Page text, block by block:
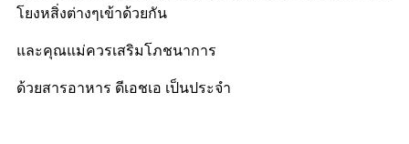
โยงหสิ่งต่างๆเข้าด้วยกัน
และคุณแม่ควรเสริมโภชนาการ
ด้วยสารอาหาร ดีเอชเอ เป็นประจำ